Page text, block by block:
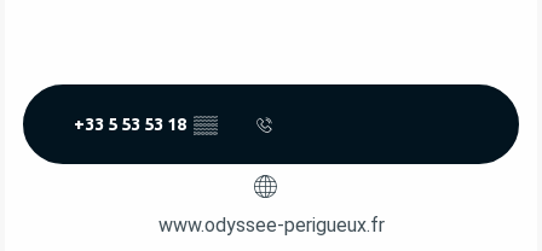
+33 5 53 53 18 ▒▒
www.odyssee-perigueux.fr